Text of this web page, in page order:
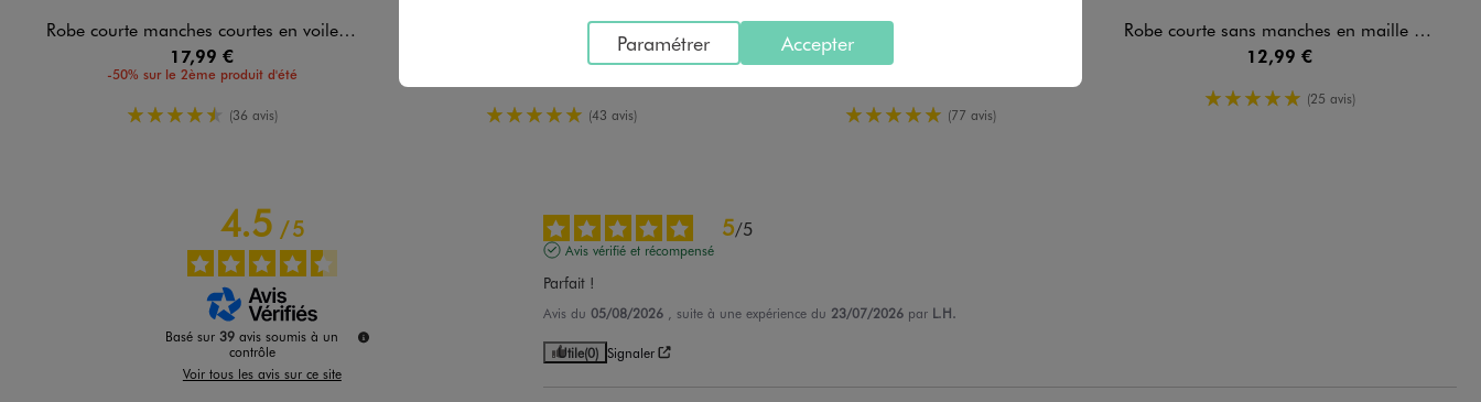
Robe courte manches courtes en voile avec dos fantaisie fille
17,99 €
-50% sur le 2ème produit d'été
4.5/5 de moyenne
(36 avis)
Robe à manches courtes et col chemise fille
17,99 €
5/5 de moyenne
(43 avis)
Robe courte à bretelles effet 2-en-1 fille
5/5 de moyenne
(77 avis)
Robe courte sans manches en maille froissée fille
12,99 €
5/5 de moyenne
(25 avis)
4.5/5
Basé sur39 avis soumis à un
contrôle
Voir tous les avis sur ce site
5/5
Avis vérifié et récompensé
Parfait !
Avis du 05/08/2026 , suite à une expérience du 23/07/2026 par L.H.
Utile(0) Signaler
Accepter
Paramétrer